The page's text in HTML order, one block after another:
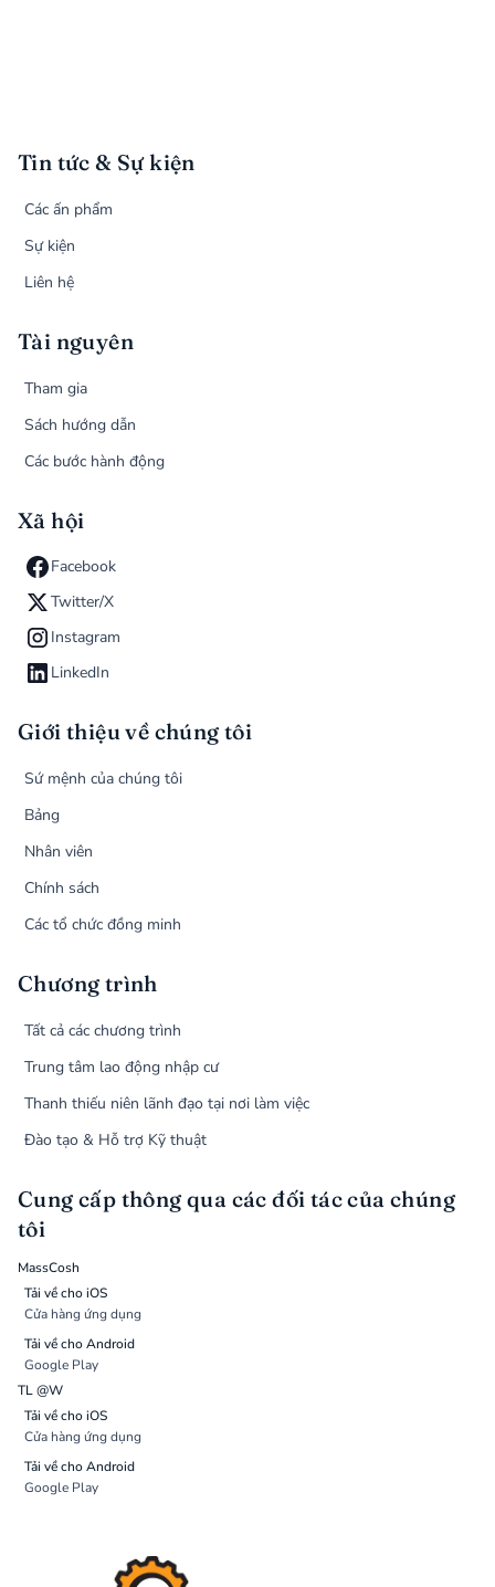
Tin tức & Sự kiện
Các ấn phẩm
Sự kiện
Liên hệ
Tài nguyên
Tham gia
Sách hướng dẫn
Các bước hành động
Xã hội
Facebook
Twitter/X
Instagram
LinkedIn
Giới thiệu về chúng tôi
Sứ mệnh của chúng tôi
Bảng
Nhân viên
Chính sách
Các tổ chức đồng minh
Chương trình
Tất cả các chương trình
Trung tâm lao động nhập cư
Thanh thiếu niên lãnh đạo tại nơi làm việc
Đào tạo & Hỗ trợ Kỹ thuật
Cung cấp thông qua các đối tác của chúng
tôi
MassCosh
Tải về cho iOS
Cửa hàng ứng dụng
Tải về cho Android
Google Play
TL @W
Tải về cho iOS
Cửa hàng ứng dụng
Tải về cho Android
Google Play